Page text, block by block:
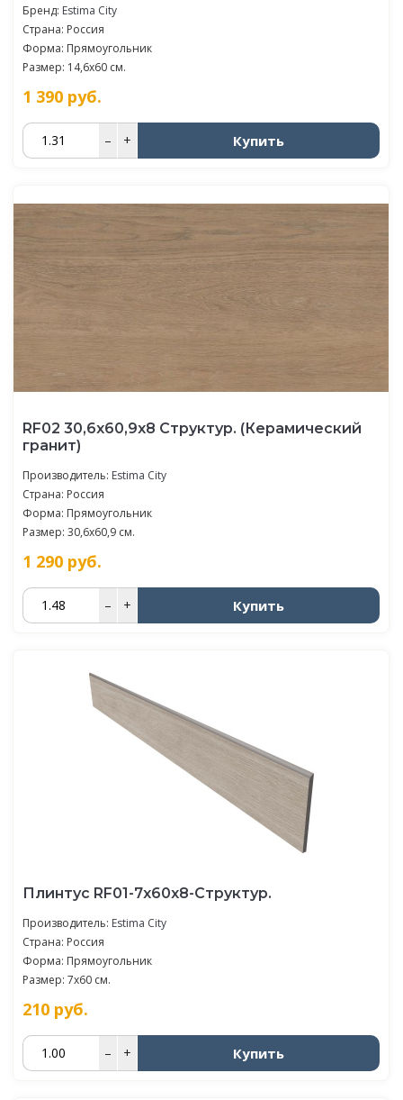
Бренд: Estima City
Страна: Россия
Форма: Прямоугольник
Размер: 14,6x60 см.
1 390 руб.
– + Купить
RF02 30,6x60,9x8 Структур. (Керамический
гранит)
Производитель: Estima City
Страна: Россия
Форма: Прямоугольник
Размер: 30,6x60,9 см.
1 290 руб.
– + Купить
Плинтус RF01-7x60х8-Структур.
Производитель: Estima City
Страна: Россия
Форма: Прямоугольник
Размер: 7x60 см.
210 руб.
– + Купить